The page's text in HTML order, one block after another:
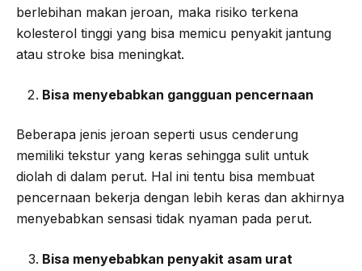
berlebihan makan jeroan, maka risiko terkena
kolesterol tinggi yang bisa memicu penyakit jantung
atau stroke bisa meningkat.
Bisa menyebabkan gangguan pencernaan
Beberapa jenis jeroan seperti usus cenderung
memiliki tekstur yang keras sehingga sulit untuk
diolah di dalam perut. Hal ini tentu bisa membuat
pencernaan bekerja dengan lebih keras dan akhirnya
menyebabkan sensasi tidak nyaman pada perut.
Bisa menyebabkan penyakit asam urat